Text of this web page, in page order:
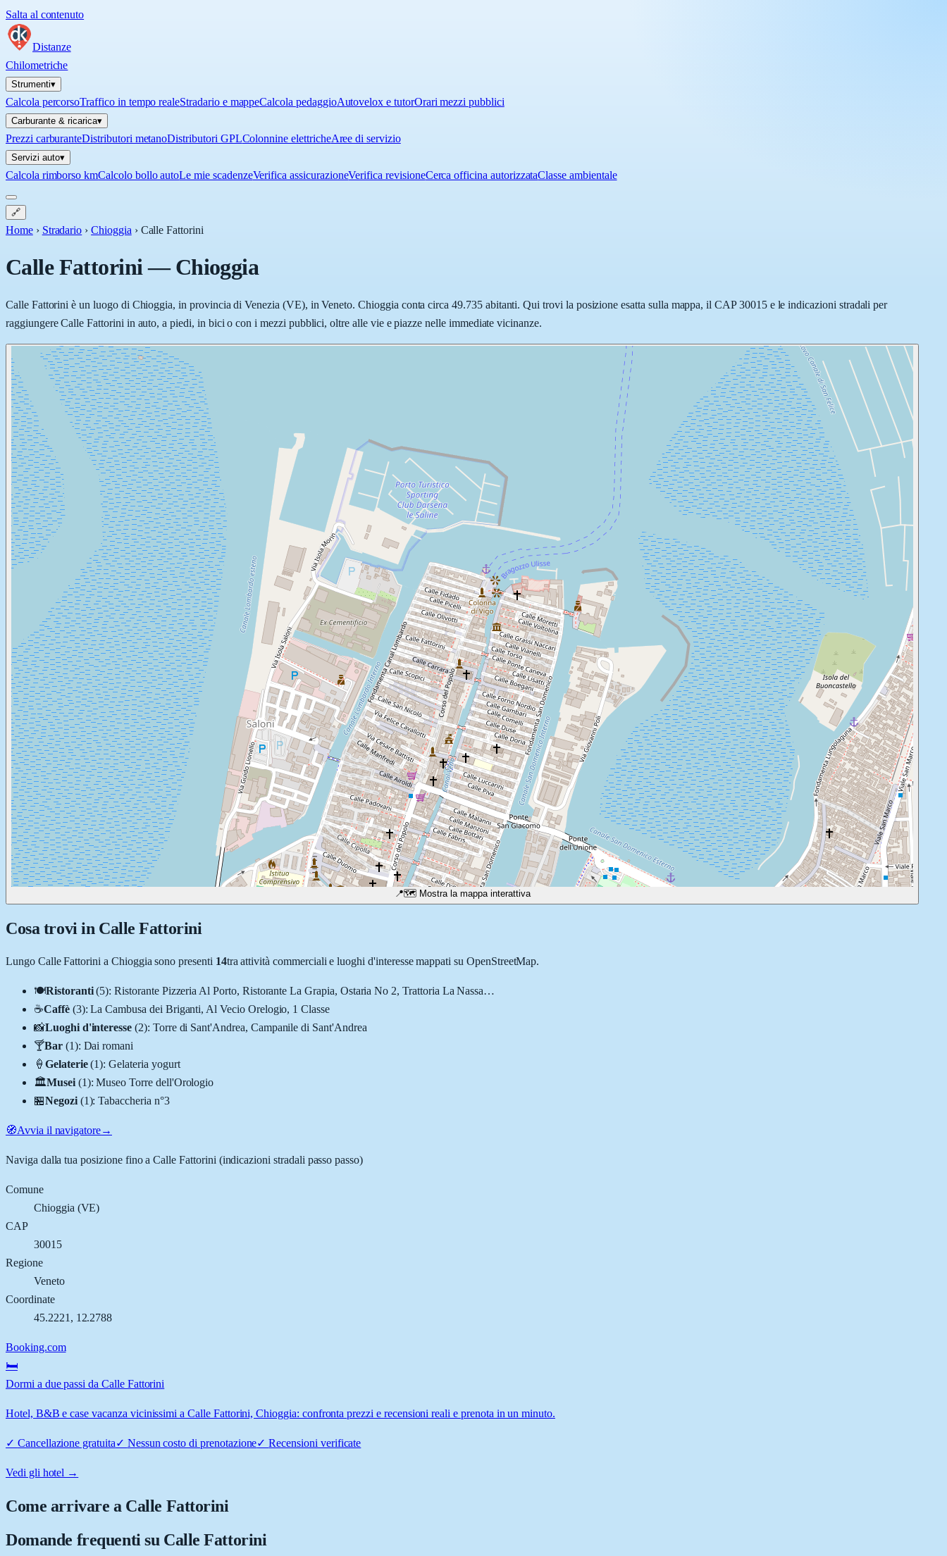
Salta al contenuto
Distanze
Chilometriche
Strumenti▾
Calcola percorsoTraffico in tempo realeStradario e mappeCalcola pedaggioAutovelox e tutorOrari mezzi pubblici
Carburante & ricarica▾
Prezzi carburanteDistributori metanoDistributori GPLColonnine elettricheAree di servizio
Servizi auto▾
Calcola rimborso kmCalcolo bollo autoLe mie scadenzeVerifica assicurazioneVerifica revisioneCerca officina autorizzataClasse ambientale
🔗
Home › Stradario › Chioggia › Calle Fattorini
Calle Fattorini—Chioggia
Calle Fattorini è un luogo di Chioggia, in provincia di Venezia (VE), in Veneto. Chioggia conta circa 49.735 abitanti. Qui trovi la posizione esatta sulla mappa, il CAP 30015 e le indicazioni stradali per
raggiungere Calle Fattorini in auto, a piedi, in bici o con i mezzi pubblici, oltre alle vie e piazze nelle immediate vicinanze.
📍🗺️ Mostra la mappa interattiva
Cosa trovi in Calle Fattorini
Lungo Calle Fattorini a Chioggia sono presenti 14tra attività commerciali e luoghi d'interesse mappati su OpenStreetMap.
🍽️Ristoranti (5):Ristorante Pizzeria Al Porto, Ristorante La Grapia, Ostaria No 2, Trattoria La Nassa…
☕Caffè (3):La Cambusa dei Briganti, Al Vecio Orelogio, 1 Classe
📸Luoghi d'interesse (2): Torre di Sant'Andrea, Campanile di Sant'Andrea
🍸Bar (1): Dai romani
🍦 Gelaterie (1):Gelateria yogurt
🏛️Musei (1):Museo Torre dell'Orologio
🏪Negozi (1):Tabaccheria n°3
🧭Avvia il navigatore→
Naviga dalla tua posizione fino aCalle Fattorini (indicazioni stradali passo passo)
Comune
Chioggia (VE)
CAP
30015
Regione
Veneto
Coordinate
45.2221 , 12.2788
Booking.com
🛏️
Dormi a due passi da Calle Fattorini
Hotel, B&B e case vacanza vicinissimi a Calle Fattorini, Chioggia: confronta prezzi e recensioni reali e prenota in un minuto.
✓ Cancellazione gratuita✓ Nessun costo di prenotazione✓Recensioni verificate
Vedi gli hotel →
Come arrivare a Calle Fattorini
Domande frequenti su Calle Fattorini